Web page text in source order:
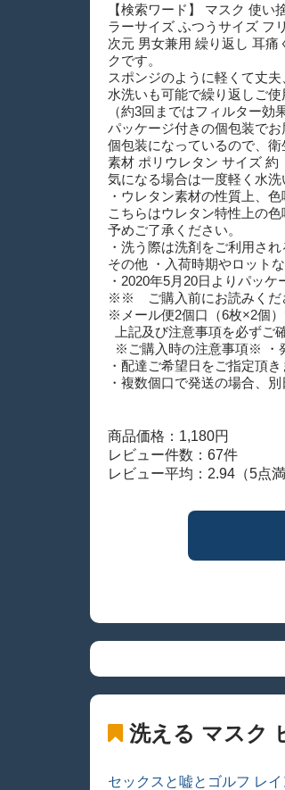
【検索ワード】 マスク 使
ラーサイズ ふつうサイズ フ
次元 男女兼用 繰り返し 耳
クです。
スポンジのように軽くて丈
水洗いも可能で繰り返しご使
（約3回まではフィルター
パッケージ付きの個包装でお
個包装になっているので、衛
素材 ポリウレタン サイズ
気になる場合は一度軽く水洗
・ウレタン素材の性質上、
こちらはウレタン特性上の
予めご了承ください。
・洗う際は洗剤をご利用さ
その他 ・入荷時期やロット
・2020年5月20日よりパッケ
※※ ご購入前にお読みくだ
※メール便2個口（6枚×2個
上記及び注意事項を必ずご
※ご購入時の注意事項※ ・
・配達ご希望日をご指定頂
・複数個口で発送の場合、
商品価格：1,180円
レビュー件数：67件
レビュー平均：2.94（5点満
洗える マスク
セックスと嘘とゴルフ レ